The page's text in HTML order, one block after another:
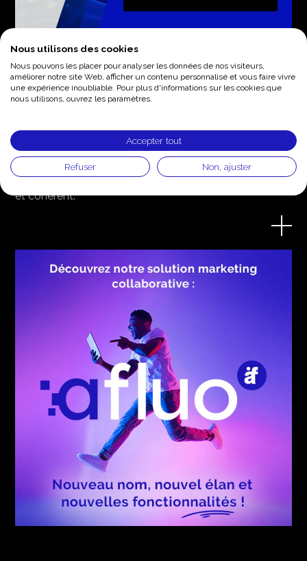
Comment la stratégie omnicanale
transforme votre expérience client
Du site web au magasin en passant par les réseaux
sociaux ou le SAV… Le marketing omnicanal utilise tous
les points de contact pour délivrer un message fluide
et cohérent.
Nous utilisons des cookies
Nous pouvons les placer pour analyser les données de nos visiteurs,
améliorer notre site Web, afficher un contenu personnalisé et vous faire vivre
une expérience inoubliable. Pour plus d'informations sur les cookies que
nous utilisons, ouvrez les paramètres.
Accepter tout
Refuser Non, ajuster